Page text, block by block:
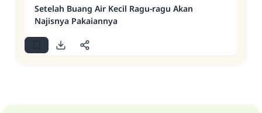
Setelah Buang Air Kecil Ragu-ragu Akan
Najisnya Pakaiannya